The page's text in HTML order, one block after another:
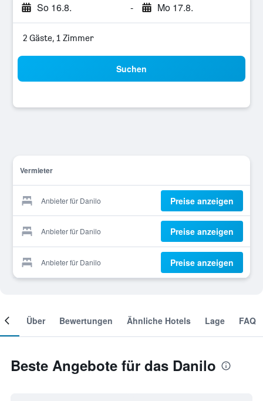
So 16.8. - Mo 17.8.
2 Gäste, 1 Zimmer
Suchen
Vermieter
Anbieter für Danilo Preise anzeigen
Anbieter für Danilo Preise anzeigen
Anbieter für Danilo Preise anzeigen
Über Bewertungen Ähnliche Hotels Lage FAQ
Beste Angebote für das Danilo